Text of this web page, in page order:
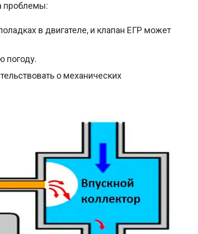
проблемы:
в двигателе, и клапан ЕГР может
погоду.
о механических